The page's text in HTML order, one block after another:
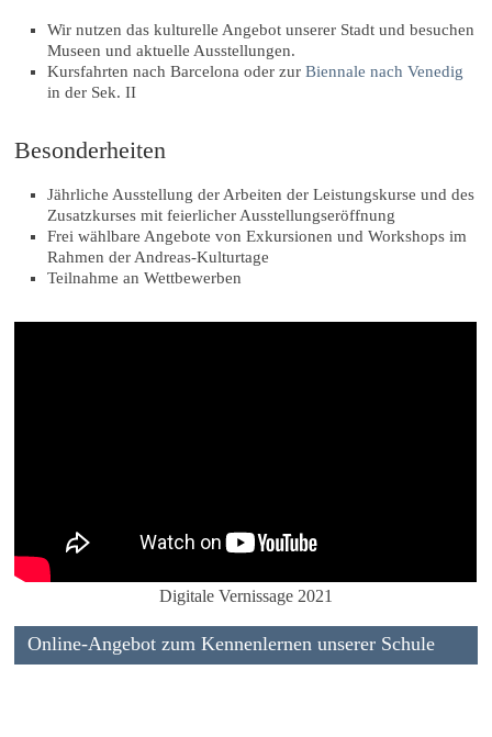
Wir nutzen das kulturelle Angebot unserer Stadt und besuchen
Museen und aktuelle Ausstellungen.
Kursfahrten nach Barcelona oder zurBiennale nach Venedig
in der Sek. II
Besonderheiten
Jährliche Ausstellung der Arbeiten der Leistungskurse und des
Zusatzkurses mit feierlicher Ausstellungseröffnung
Frei wählbare Angebote von Exkursionen und Workshops im
Rahmen der Andreas-Kulturtage
Teilnahme an Wettbewerben
Digitale Vernissage 2021
Online-Angebot zum Kennenlernen unserer Schule